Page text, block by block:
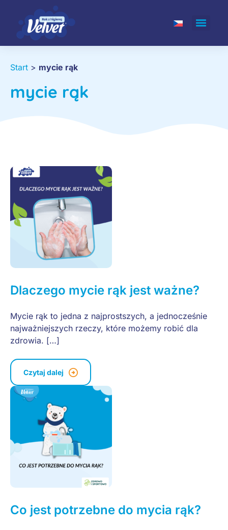
Start > mycie rąk
mycie rąk
Dlaczego mycie rąk jest ważne?
Mycie rąk to jedna z najprostszych, a jednocześnie
najważniejszych rzeczy, które możemy robić dla
zdrowia. […]
Czytaj dalej
Co jest potrzebne do mycia rąk?